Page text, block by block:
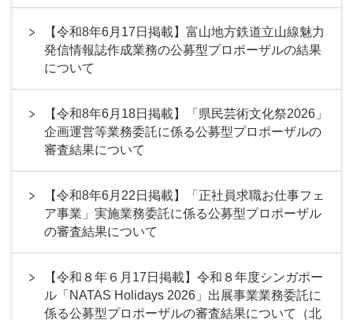
【令和8年6月17日掲載】富山地方鉄道立山線魅力
発信情報誌作成業務の公募型プロポーザルの結果
について
【令和8年6月18日掲載】「県民芸術文化祭2026」
企画運営等業務委託に係る公募型プロポーザルの
審査結果について
【令和8年6月22日掲載】「正社員求職お仕事フェ
ア事業」実施業務委託に係る公募型プロポーザル
の審査結果について
【令和８年６月17日掲載】令和８年度シンガポー
ル「NATAS Holidays 2026」出展事業業務委託に
係る公募型プロポーザルの審査結果について（北